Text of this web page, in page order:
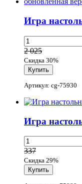
Игра
2 025
Скидка 30%
Артикул: cg-75930
Игра
337
Скидка 29%